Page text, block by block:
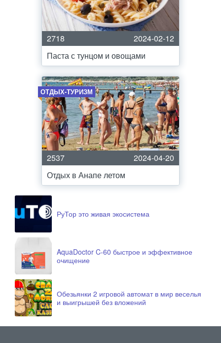
2718
2024-02-12
Паста с тунцом и овощами
ОТДЫХ-ТУРИЗМ
2537
2024-04-20
Отдых в Анапе летом
РуТор это живая экосистема
AquaDoctor C-60 быстрое и эффективное
очищение
Обезьянки 2 игровой автомат в мир веселья
и выигрышей без вложений